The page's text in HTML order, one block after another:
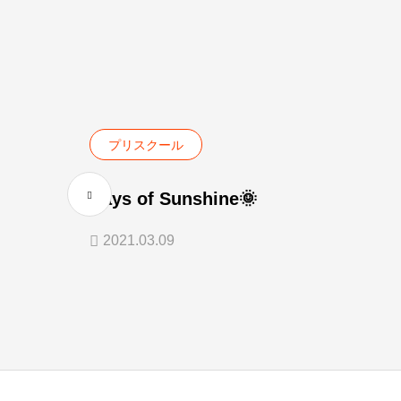
プリスクール
Rays of Sunshine🌞
2021.03.09